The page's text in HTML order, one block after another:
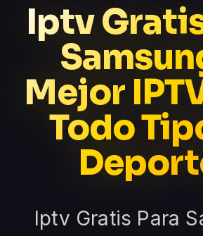
Iptv
Mejor
Todo
Iptv Gratis Para